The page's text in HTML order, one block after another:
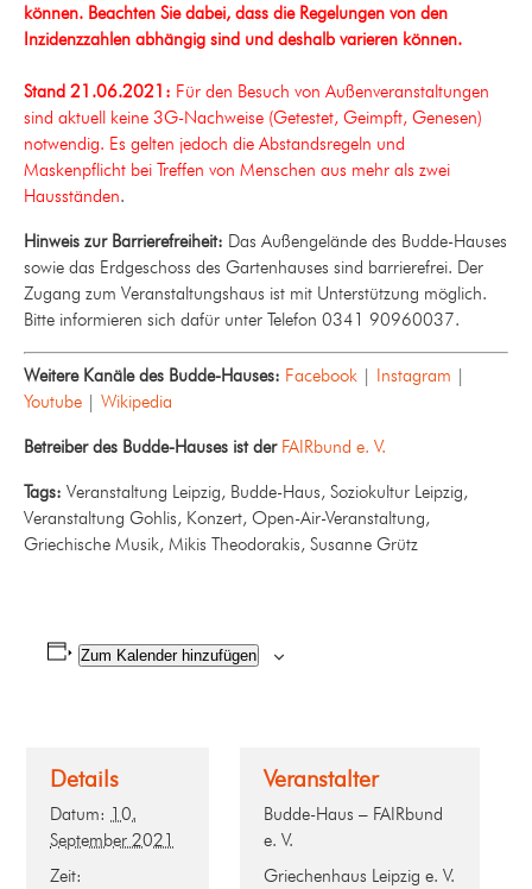
können. Beachten Sie dabei, dass die Regelungen von den
Inzidenzzahlen abhängig sind und deshalb varieren können.
Stand 21.06.2021: Für den Besuch von Außenveranstaltungen
sind aktuell keine 3G-Nachweise (Getestet, Geimpft, Genesen)
notwendig. Es gelten jedoch die Abstandsregeln und
Maskenpflicht bei Treffen von Menschen aus mehr als zwei
Hausständen.
Hinweis zur Barrierefreiheit: Das Außengelände des Budde-Hauses
sowie das Erdgeschoss des Gartenhauses sind barrierefrei. Der
Zugang zum Veranstaltungshaus ist mit Unterstützung möglich.
Bitte informieren sich dafür unter Telefon 0341 90960037.
Weitere Kanäle des Budde-Hauses: Facebook Instagram
Youtube
Wikipedia
Betreiber des Budde-Hauses ist der FAIRbund e. V.
Tags: Veranstaltung Leipzig, Budde-Haus, Soziokultur Leipzig,
Veranstaltung Gohlis, Konzert, Open-Air-Veranstaltung,
Griechische Musik, Mikis Theodorakis, Susanne Grütz
Zum Kalender hinzufügen
Details
Datum: 10.
September 2021
Zeit:
Veranstalter
Budde-Haus – FAIRbund
e. V.
Griechenhaus Leipzig e. V.